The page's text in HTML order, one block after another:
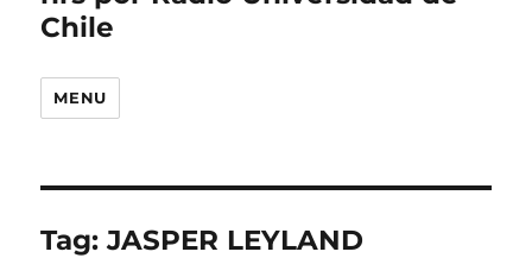
Chile
MENU
Tag:JASPER LEYLAND